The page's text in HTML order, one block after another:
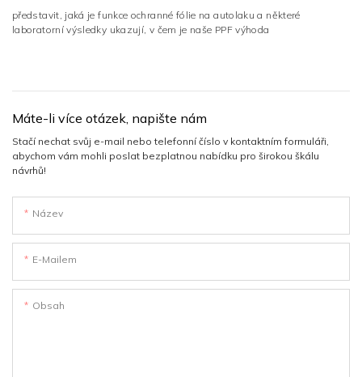
představit, jaká je funkce ochranné fólie na autolaku a některé
laboratorní výsledky ukazují, v čem je naše PPF výhoda
Máte-li více otázek, napište nám
Stačí nechat svůj e-mail nebo telefonní číslo v kontaktním formuláři,
abychom vám mohli poslat bezplatnou nabídku pro širokou škálu
návrhů!
Název
E-Mailem
Obsah